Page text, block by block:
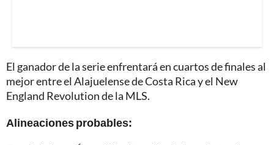
El ganador de la serie enfrentará en cuartos de finales al
mejor entre el Alajuelense de Costa Rica y el New
England Revolution de la MLS.
Alineaciones probables: